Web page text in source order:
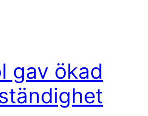
gav ökad